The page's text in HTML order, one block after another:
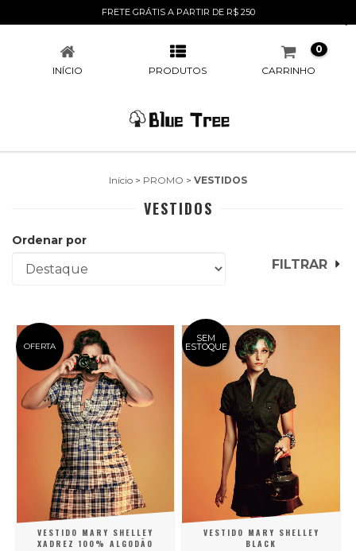
FRETE GRÁTIS A PARTIR DE R$ 250
VESTIDOS
INÍCIO PRODUTOS CARRINHO
0
Início > PROMO > VESTIDOS
VESTIDOS
Ordenar por
FILTRAR
OFERTA
VESTIDO MARY SHELLEY
XADREZ 100% ALGODÃO
SEM
ESTOQUE
VESTIDO MARY SHELLEY
BLACK